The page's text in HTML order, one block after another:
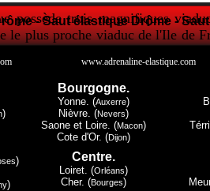
- Saut élastique Drôme -
)
)
)
Bourgogne.
Yonne. (Auxerre)
Nièvre. (Nevers)
Saone et Loire. (Macon)
Cote d'Or. (Dijon)
Centre.
Loiret. (Orléans)
Cher. (Bourges)
possède trois magnifiques
le plus proche viaduc de l'Ile de
dernier en Champagne Ardenne.
spécificité, Druyes les Belles
lui dans les Ardennes c'est la
c'est à Claudon et seulement à
d'eau.
avoir donné envie de regarder
un avenir proche, vous avoir
www.adrenaline-elastique.com